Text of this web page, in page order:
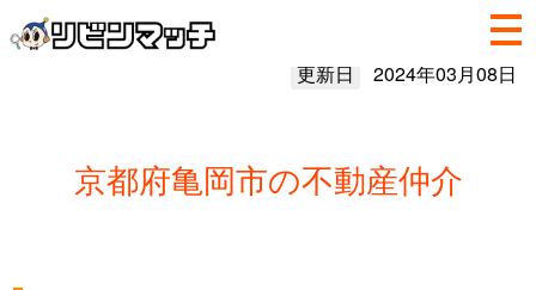
更新日 2024年03月08日
京都府亀岡市の不動産仲介